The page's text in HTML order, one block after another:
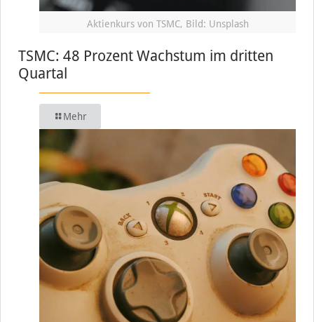
Aktienkurs von TSMC, Bild: Unsplash
TSMC: 48 Prozent Wachstum im dritten
Quartal
Mehr